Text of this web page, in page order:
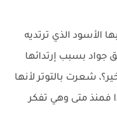
الأسود الذي ترتديه
بسبب إرتدائها
شعرت بالتوتر لأنها
فمنذ متى وهي تفكر